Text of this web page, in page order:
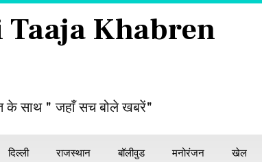
Khabren
के साथ " जहाँ सच बोले खबरें"
दिल्ली राजस्थान बॉलीवुड मनोरंजन खेल